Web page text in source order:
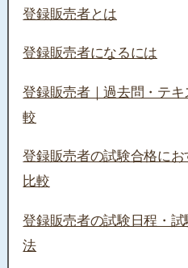
登録販売者とは
登録販売者になるには
登録販売者｜過去問・テ
較
登録販売者の試験合格に
比較
登録販売者の試験日程・
法